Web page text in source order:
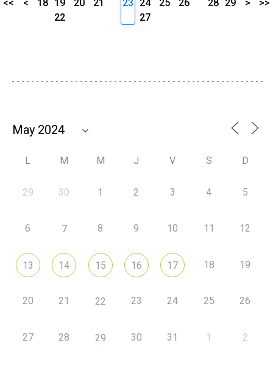
<< < 18 19 20
21
22
23 24 25
26
27
28 29 > >>
L M M J V S D
29 30 1 2 3 4 5
6 7 8 9 10 11 12
13 14 15 16 17 18 19
20 21 22 23 24 25 26
27 28 29 30 31 1 2